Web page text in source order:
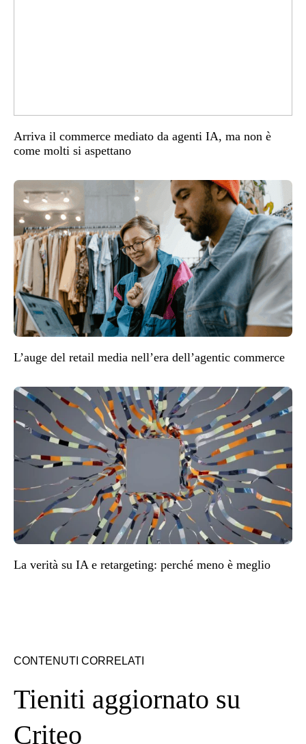
Arriva il commerce mediato da agenti IA, ma non è
come molti si aspettano
L’auge del retail media nell’era dell’agentic commerce
La verità su IA e retargeting: perché meno è meglio
CONTENUTI CORRELATI
Tieniti aggiornato su
Criteo